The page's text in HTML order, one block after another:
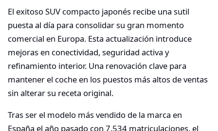
El exitoso SUV compacto japonés recibe una sutil
puesta al día para consolidar su gran momento
comercial en Europa. Esta actualización introduce
mejoras en conectividad, seguridad activa y
refinamiento interior. Una renovación clave para
mantener el coche en los puestos más altos de ventas
sin alterar su receta original.
Tras ser el modelo más vendido de la marca en
España el año pasado con 7.534 matriculaciones, el